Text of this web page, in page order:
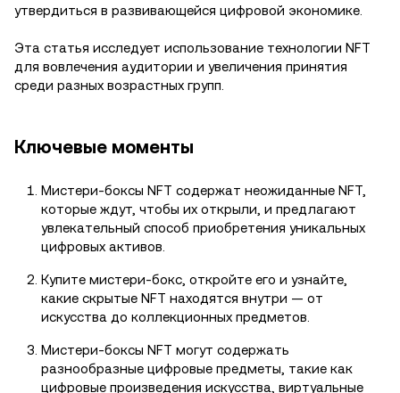
утвердиться в развивающейся цифровой экономике.
Эта статья исследует использование технологии NFT
для вовлечения аудитории и увеличения принятия
среди разных возрастных групп.
Ключевые моменты
Мистери-боксы NFT содержат неожиданные NFT,
которые ждут, чтобы их открыли, и предлагают
увлекательный способ приобретения уникальных
цифровых активов.
Купите мистери-бокс, откройте его и узнайте,
какие скрытые NFT находятся внутри — от
искусства до коллекционных предметов.
Мистери-боксы NFT могут содержать
разнообразные цифровые предметы, такие как
цифровые произведения искусства, виртуальные